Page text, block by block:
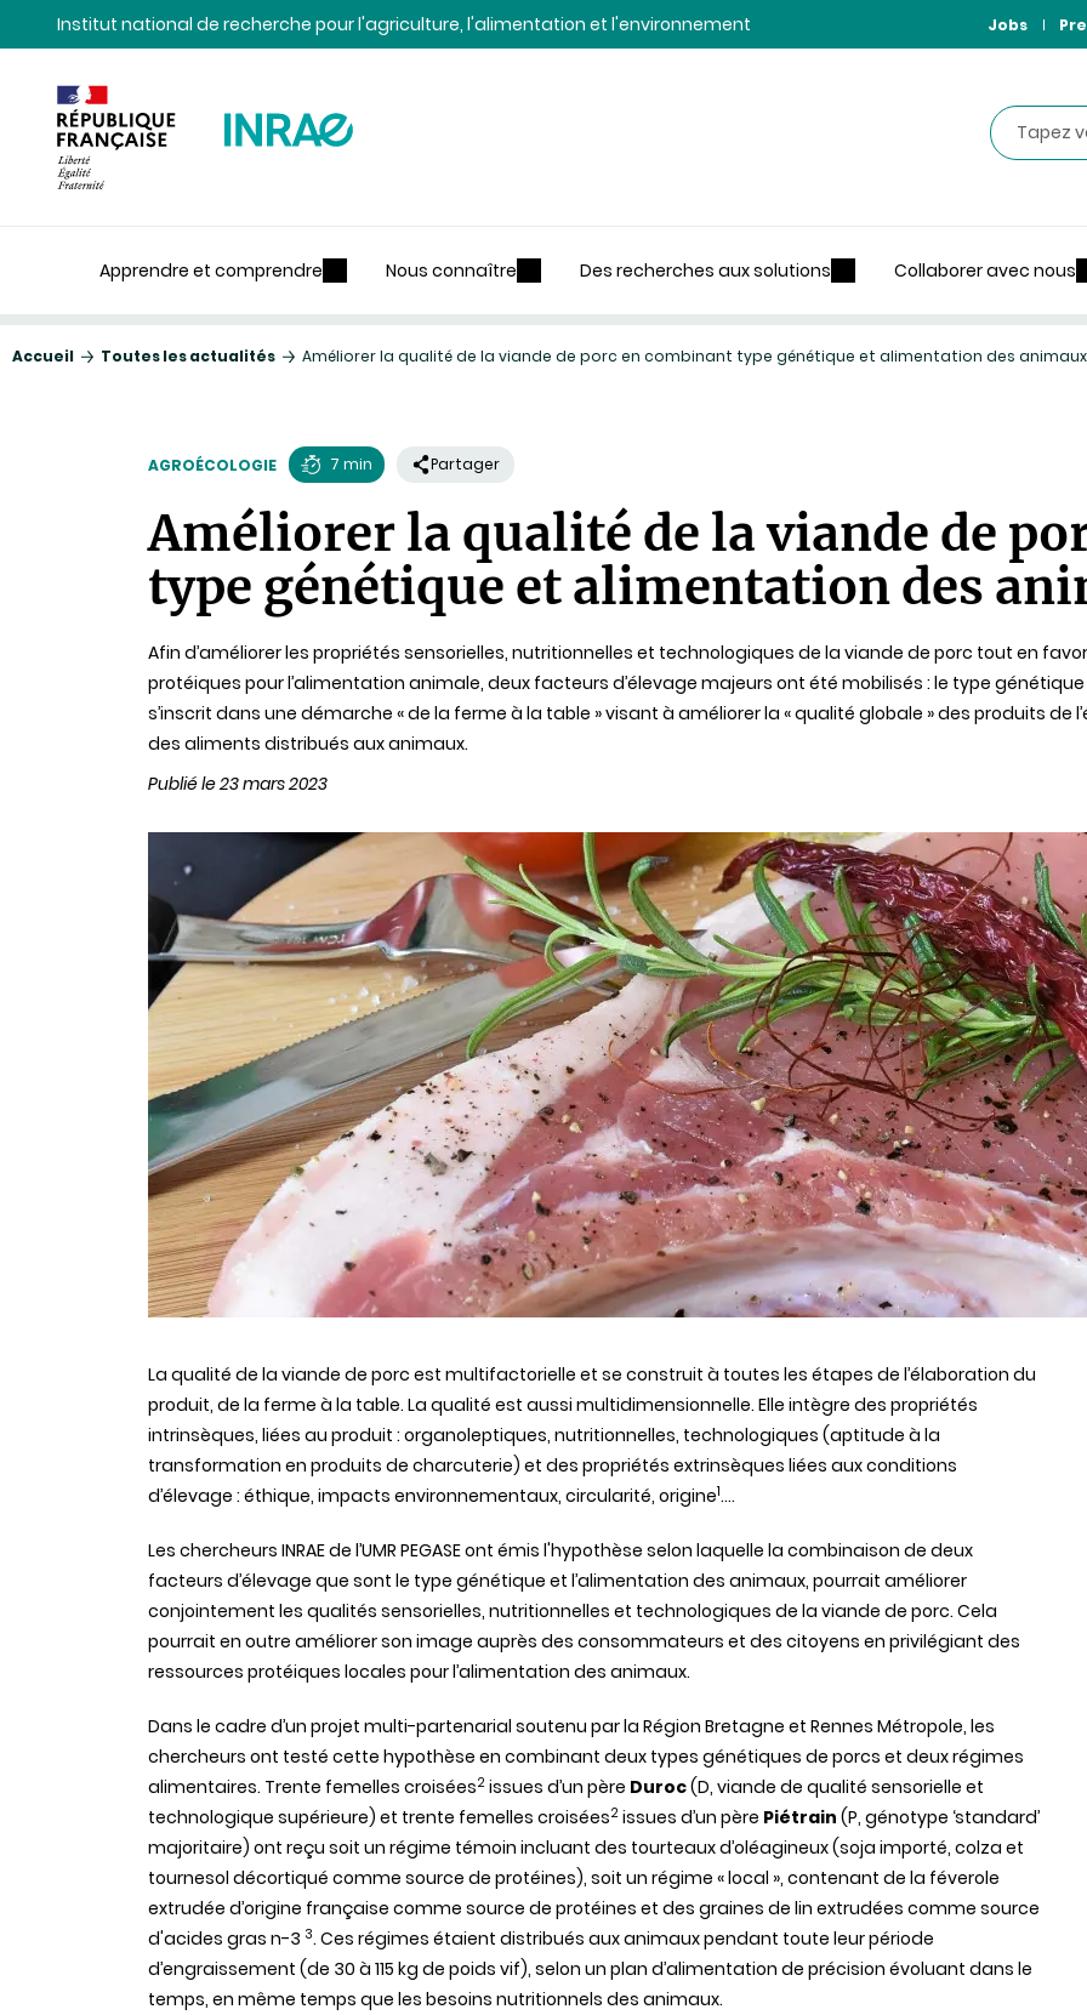
Contenu
Recherche
NavigationInstitut national de recherche pour l'agriculture, l'alimentation et l'environnement Jobs
Rechercher
Apprendre et comprendre Nous connaître Des recherches aux solutions Collaborer avec nous
Accueil Toutes les actualités Améliorer la qualité de la viande de porc en combinant type génétique et alimentation des animaux
AGROÉCOLOGIE
de
lecture
7 min Partager
Améliorer la qualité de la viande de
type génétique et alimentation des
Afin d’améliorer les propriétés sensorielles, nutritionnelles et technologiques de la viande de porc tout en
protéiques pour l’alimentation animale, deux facteurs d’élevage majeurs ont été mobilisés : le type
s’inscrit dans une démarche « de la ferme à la table » visant à améliorer la « qualité globale » des produits de
des aliments distribués aux animaux.
Publié le 23 mars 2023
La qualité de la viande de porc est multifactorielle et se construit à toutes les étapes de l’élaboration du
produit, de la ferme à la table. La qualité est aussi multidimensionnelle. Elle intègre des propriétés
intrinsèques, liées au produit : organoleptiques, nutritionnelles, technologiques (aptitude à la
transformation en produits de charcuterie) et des propriétés extrinsèques liées auxconditions
d’élevage : éthique, impacts environnementaux, circularité, origine1….
Les chercheurs INRAEde l’UMR PEGASEont émis l'hypothèse selon laquelle la combinaison de deux
facteurs d’élevage que sont le type génétique et l’alimentation des animaux, pourrait améliorer
conjointement les qualités sensorielles, nutritionnelles et technologiques de la viande de porc. Cela
pourrait en outre améliorerson image auprès des consommateurs et des citoyens en privilégiant des
ressources protéiques locales pourl’alimentation des animaux.
Dans le cadre d’un projet multi-partenarial soutenu par la Région Bretagne et Rennes Métropole, les
chercheurs ont testé cette hypothèse en combinant deux types génétiques de porcs et deuxrégimes
alimentaires. Trente femelles croisées2 issues d’un père Duroc(D, viande de qualité sensorielle et
technologique supérieure) et trente femelles croisées2 issues d’un père Piétrain (P, génotype ‘standard’
majoritaire) ont reçu soit un régime témoin incluant des tourteauxd’oléagineux(soja importé, colza et
tournesol décortiqué comme source de protéines), soit un régime « local », contenant de la féverole
extrudée d’origine française comme source de protéines et des graines de lin extrudées comme source
d'acides gras n-3 3. Ces régimes étaient distribués auxanimauxpendant toute leurpériode
d’engraissement (de 30 à 115 kg de poids vif), selon un plan d’alimentation de précision évoluant dans le
temps, en même temps que les besoins nutritionnels des animaux.